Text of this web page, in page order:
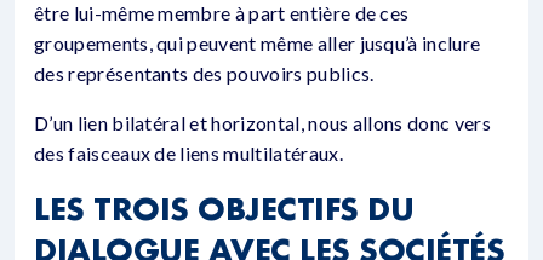
être lui-même membre à part entière de ces
groupements, qui peuvent même aller jusqu’à inclure
des représentants des pouvoirs publics.
D’un lien bilatéral et horizontal, nous allons donc vers
des faisceaux de liens multilatéraux.
LES TROIS OBJECTIFS DU
DIALOGUE AVEC LES SOCIÉTÉS